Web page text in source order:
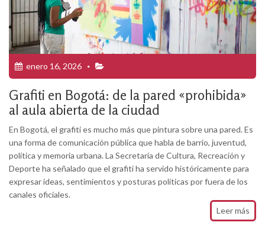
enero 16, 2026
Grafiti en Bogotá: de la pared «prohibida»
al aula abierta de la ciudad
En Bogotá, el grafiti es mucho más que pintura sobre una pared. Es
una forma de comunicación pública que habla de barrio, juventud,
política y memoria urbana. La Secretaría de Cultura, Recreación y
Deporte ha señalado que el grafiti ha servido históricamente para
expresar ideas, sentimientos y posturas políticas por fuera de los
canales oficiales.
Leer más